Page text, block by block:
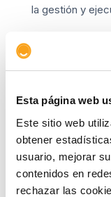
Esta página web
Este sitio web
obtener
usuario, mejorar
contenidos en
rechazar las
la gestión y
Artículos